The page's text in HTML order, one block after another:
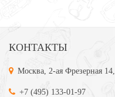
КОНТАКТЫ
Москва, 2-ая Фрезерная
+7 (495) 133-01-97